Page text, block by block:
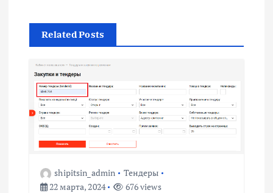
г
а
ц
и
Related Posts
shipitsin_admin
Тендеры
22 марта, 2024
676 views